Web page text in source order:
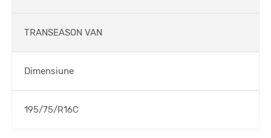
TRANSEASON VAN
Dimensiune
195/75/R16C